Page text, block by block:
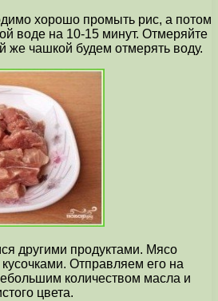
хорошо промыть рис, а потом
воде на 10-15 минут. Отмеряйте
же чашкой будем отмерять воду.
другими продуктами. Мясо
Отправляем его на
количеством масла и
цвета.